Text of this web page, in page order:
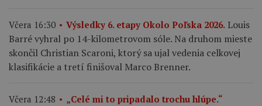
Včera 16:30 Výsledky 6. etapy Okolo Poľska 2026. Louis
Barré vyhral po 14-kilometrovom sóle. Na druhom mieste
skončil Christian Scaroni, ktorý sa ujal vedenia celkovej
klasifikácie a tretí finišoval Marco Brenner.
Včera 12:48
„Celé mi to pripadalo trochu hlúpe.“